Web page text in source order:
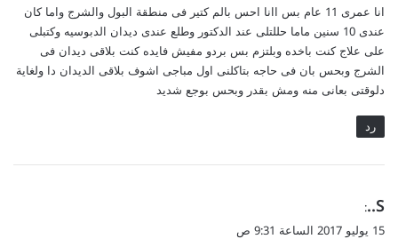
ل
انا عمرى 11 عام بس اانا احس بالم كتير فى منطقة البول والشرج واما كان
عندى 10 سنين ماما حللتلى عند الدكتور وطلع عندى ديدان الدبوسيه وكتبلى
على علاج كنت باخده وبلتزم بس بردو مفيش فايده كنت بلاقى ديدان فى
الشرج وبحس بان فى حاجه بتاكلنى اول مباجى اشوف بلاقى الديدان دا ولغاية
دلوقتى بعانى منه ومش بقدر وبحس بوجع شديد
رد
ي
ق
S..
:
15 يوليو 2017 الساعة 9:31 ص